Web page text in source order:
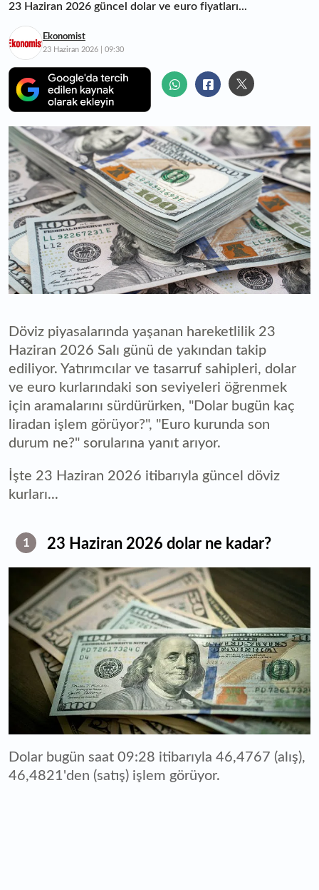
23 Haziran 2026 güncel dolar ve euro fiyatları...
Ekonomist
23 Haziran 2026 | 09:30
Döviz piyasalarında yaşanan hareketlilik 23
Haziran 2026 Salı günü de yakından takip
ediliyor. Yatırımcılar ve tasarruf sahipleri, dolar
ve euro kurlarındaki son seviyeleri öğrenmek
için aramalarını sürdürürken, "Dolar bugün kaç
liradan işlem görüyor?", "Euro kurunda son
durum ne?" sorularına yanıt arıyor.
İşte 23 Haziran 2026 itibarıyla güncel döviz
kurları...
1 23 Haziran 2026 dolar ne kadar?
Dolar bugün saat 09:28 itibarıyla 46,4767 (alış),
46,4821'den (satış) işlem görüyor.